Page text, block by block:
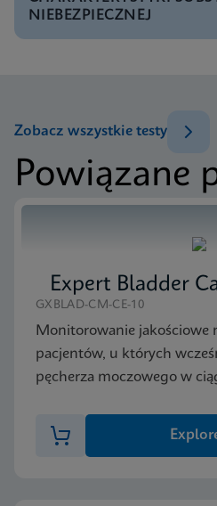
Test Menu CE-IVD (English)
ENG
NIEBEZPIECZNEJ
Ulotka informacyjna
MSDS/SDS
Xpert FII FV SDS Global
MSDS/SDS
Xpert FII FV SDS CE-IVD
Powiązane
Zobacz wszystkie testy
Expert Bladder
GXBLAD-CM-CE-10
Monitorowanie jakościowe
pacjentów, u których
pęcherza moczowego w